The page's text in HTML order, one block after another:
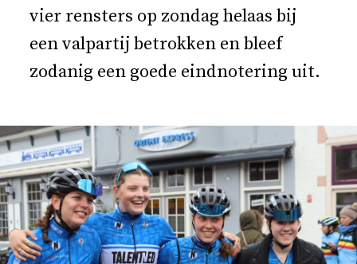
vier rensters op zondag helaas bij
een valpartij betrokken en bleef
zodanig een goede eindnotering uit.